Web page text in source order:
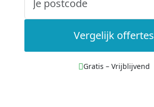
Vergelijk offertes
Gratis – Vrijblijvend